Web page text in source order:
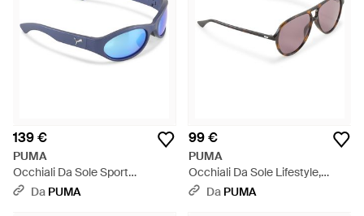
139 €
PUMA
Occhiali Da Sole Sport
Lifestyle, Accessori, Blu - Blu
Da PUMA
99 €
PUMA
Occhiali Da Sole Lifestyle,
Accessori, Viola - Marrone
Da PUMA